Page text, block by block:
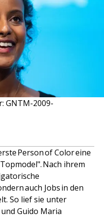
GNTM-2009-
Person of Color eine
Nach ihrem
auch Jobs in den
So lief sie unter
Guido Maria